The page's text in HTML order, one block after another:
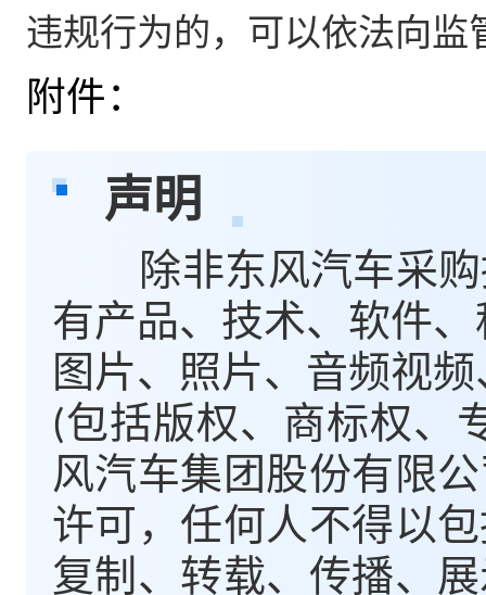
违规行为的，可以依法向监
附件：
声明
除非东风汽车采购
有产品、技术、软件
图片、照片、音频视
(包括版权、商标权、
风汽车集团股份有限
许可，任何人不得以
复制、转载、传播、